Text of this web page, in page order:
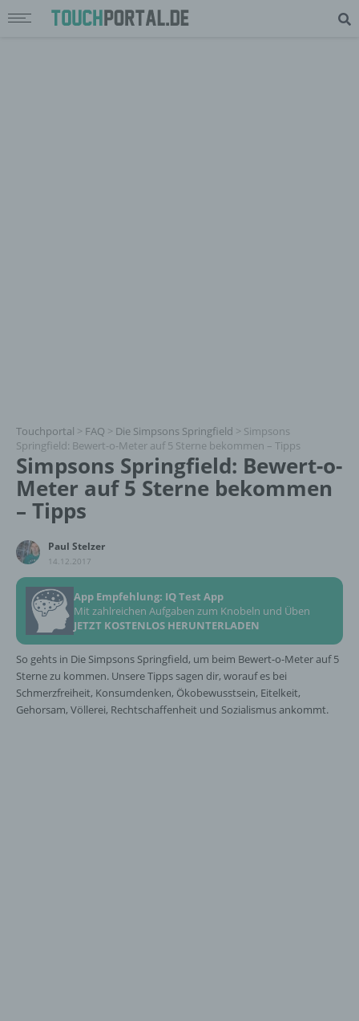
Touchportal > FAQ > Die Simpsons Springfield > Simpsons
Springfield: Bewert-o-Meter auf 5 Sterne bekommen – Tipps
Simpsons Springfield: Bewert-o-
Meter auf 5 Sterne bekommen
– Tipps
Paul Stelzer
14.12.2017
App Empfehlung: IQ Test App
Mit zahlreichen Aufgaben zum Knobeln und Üben
JETZT KOSTENLOS HERUNTERLADEN
So gehts in Die Simpsons Springfield, um beim Bewert-o-Meter auf 5
Sterne zu kommen. Unsere Tipps sagen dir, worauf es bei
Schmerzfreiheit, Konsumdenken, Ökobewusstsein, Eitelkeit,
Gehorsam, Völlerei, Rechtschaffenheit und Sozialismus ankommt.